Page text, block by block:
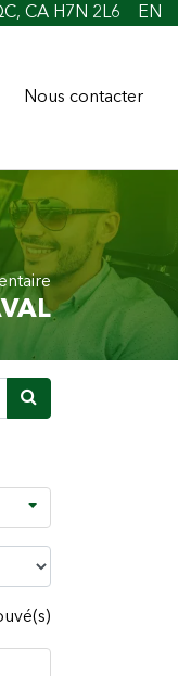
CA H7N 2L6 EN
Nous contacter